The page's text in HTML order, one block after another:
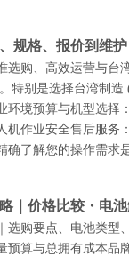
规格、报价到维
选购、高效运营与台
特别是选择台湾制
环境预算与机型选择
机作业安全售后服务
确了解您的操作需求
｜价格比较・电池
选购要点、电池类
预算与总拥有成本品